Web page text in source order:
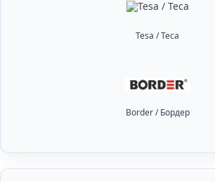
Tesa / Теса
Border / Бордер